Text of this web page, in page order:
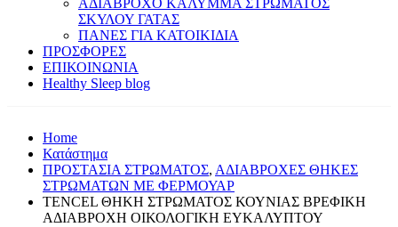
ΑΔΙΑΒΡΟΧΟ ΚΑΛΥΜΜΑ ΣΤΡΩΜΑΤΟΣ
ΣΚΥΛΟΥ ΓΑΤΑΣ
ΠΑΝΕΣ ΓΙΑ ΚΑΤΟΙΚΙΔΙΑ
ΠΡΟΣΦΟΡΕΣ
ΕΠΙΚΟΙΝΩΝΙΑ
Healthy Sleep blog
Home
Κατάστημα
ΠΡΟΣΤΑΣΙΑ ΣΤΡΩΜΑΤΟΣ, ΑΔΙΑΒΡΟΧΕΣ ΘΗΚΕΣ
ΣΤΡΩΜΑΤΩΝ ΜΕ ΦΕΡΜΟΥΑΡ
TENCEL ΘΗΚΗ ΣΤΡΩΜΑΤΟΣ ΚΟΥΝΙΑΣ ΒΡΕΦΙΚΗ
ΑΔΙΑΒΡΟΧΗ ΟΙΚΟΛΟΓΙΚΗ ΕΥΚΑΛΥΠΤΟΥ